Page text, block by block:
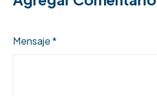
Mensaje *